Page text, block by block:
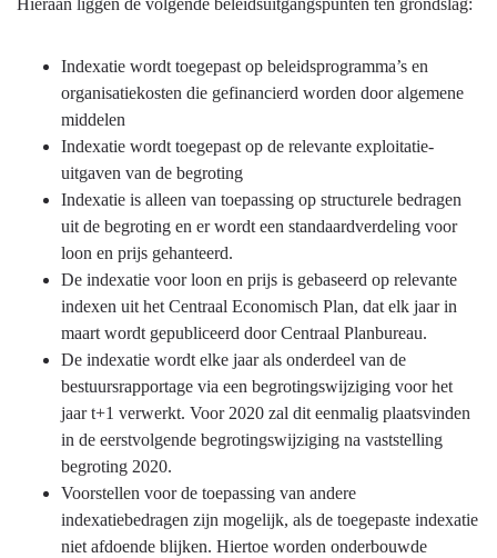
organisatiekosten
Algemene
begroting
jaarstukken
Indexering
Hieraan liggen de volgende beleidsuitgangspunten ten grondslag:
Indexatie wordt toegepast op beleidsprogramma’s en
organisatiekosten die gefinancierd worden door algemene
middelen
Indexatie wordt toegepast op de relevante exploitatie-
uitgaven van de begroting
Indexatie is alleen van toepassing op structurele bedragen
uit de begroting en er wordt een standaardverdeling voor
loon en prijs gehanteerd.
De indexatie voor loon en prijs is gebaseerd op relevante
indexen uit het Centraal Economisch Plan, dat elk jaar in
maart wordt gepubliceerd door Centraal Planbureau.
De indexatie wordt elke jaar als onderdeel van de
bestuursrapportage via een begrotingswijziging voor het
jaar t+1 verwerkt. Voor 2020 zal dit eenmalig plaatsvinden
in de eerstvolgende begrotingswijziging na vaststelling
begroting 2020.
Voorstellen voor de toepassing van andere
indexatiebedragen zijn mogelijk, als de toegepaste indexatie
niet afdoende blijken. Hiertoe worden onderbouwde